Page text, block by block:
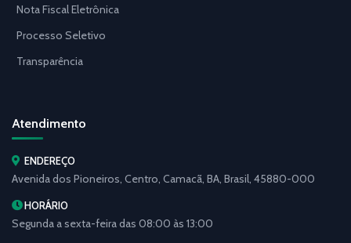
Nota Fiscal Eletrônica
Processo Seletivo
Transparência
Atendimento
ENDEREÇO
Avenida dos Pioneiros, Centro, Camacã, BA, Brasil, 45880-000
HORÁRIO
Segunda a sexta-feira das 08:00 às 13:00